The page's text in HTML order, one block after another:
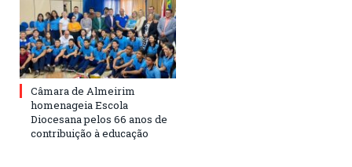
Câmara de Almeirim
homenageia Escola
Diocesana pelos 66 anos de
contribuição à educação